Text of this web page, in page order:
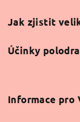
Jak zjistit
Účinky
Informace pro